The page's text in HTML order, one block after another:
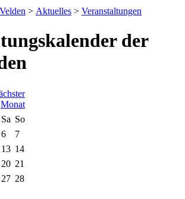
> Aktuelles > Veranstaltungen
der
Sa So
6
7
13 14
20 21
27 28